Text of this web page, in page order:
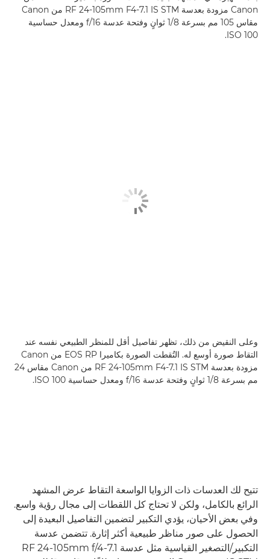
Canon مزودة بعدسة RF 24-105mm F4-7.1 IS STM من Canon
مقاس 105 مم بسرعة 1/8 ثوانٍ وفتحة عدسة f/16 ومعدل حساسية
ISO 100.
وعلى النقيض من ذلك، تظهر تفاصيل أقل للمنظر الطبيعي نفسه عند
التقاط صورة أوسع له. التُقطت الصورة بكاميرا EOS RP من Canon
مزودة بعدسة RF 24-105mm F4-7.1 IS STM من Canon مقاس 24
مم بسرعة 1/8 ثوانٍ وفتحة عدسة f/16 ومعدل حساسية ISO 100.
تتيح لك العدسات ذات الزوايا الواسعة التقاط عرض المشهد
الرائع بالكامل، ولكن لا تحتاج كل اللقطات إلى مجال رؤية واسع.
وفي بعض الأحيان، يؤدي التكبير لتضمين التفاصيل البعيدة إلى
الحصول على صور مناظر طبيعية أكثر إثارة. تتضمن عدسة
التكبير/التصغير القياسية مثل عدسة RF 24-105mm f/4-7.1